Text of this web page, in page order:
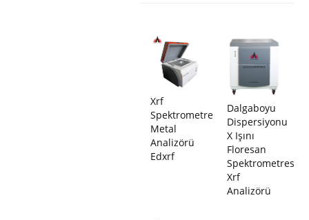
Xrf
Spektrometre
Metal
Analizörü
Edxrf
Dalgaboyu
Dispersiyonu
X Işını
Floresan
Spektrometresi
Xrf
Analizörü